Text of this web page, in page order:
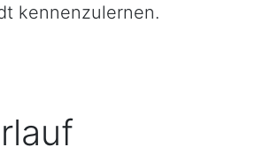
kennenzulernen.